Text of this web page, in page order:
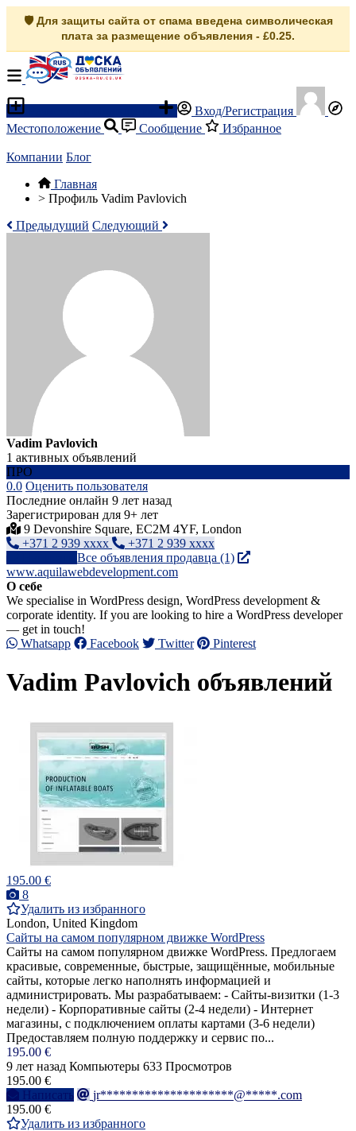
🛡️ Для защиты сайта от спама введена символическая
плата за размещение объявления - £0.25.
Вход/Регистрация
Местоположение
Сообщение Избранное
Компании Блог
Главная
> Профиль Vadim Pavlovich
Предыдущий Следующий
Vadim Pavlovich
1 активных объявлений
ПРО
0.0 Оценить пользователя
Последние онлайн 9 лет назад
Зарегистрирован для 9+ лет
9 Devonshire Square, EC2M 4YF, London
+371 2 939 xxxx
+371 2 939 xxxx
Все объявления продавца (1)
www.aquilawebdevelopment.com
О себе
We specialise in WordPress design, WordPress development &
corporate identity. If you are looking to hire a WordPress developer
— get in touch!
Whatsapp
Facebook Twitter Pinterest
Vadim Pavlovich объявлений
195.00 €
8
Удалить из избранного
London, United Kingdom
Cайты на самом популярном движке WordPress
Cайты на самом популярном движке WordPress. Предлогаем
красивые, современные, быстрые, защищённые, мобильные
сайты, которые легко наполнять информацией и
администрировать. Мы разрабатываем: - Сайты-визитки (1-3
недели) - Корпоративные сайты (2-4 недели) - Интернет
магазины, с подключением оплаты картами (3-6 недели)
Предоставляем полную поддержку и сервис по...
195.00 €
9 лет назад Компьютеры 633 Просмотров
195.00 €
Написать
jr*********************@*****.com
195.00 €
Удалить из избранного